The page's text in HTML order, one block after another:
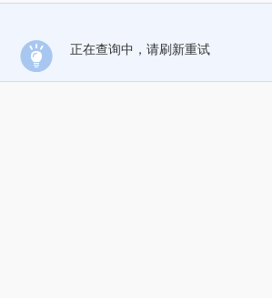
正在查询中，请刷新重试